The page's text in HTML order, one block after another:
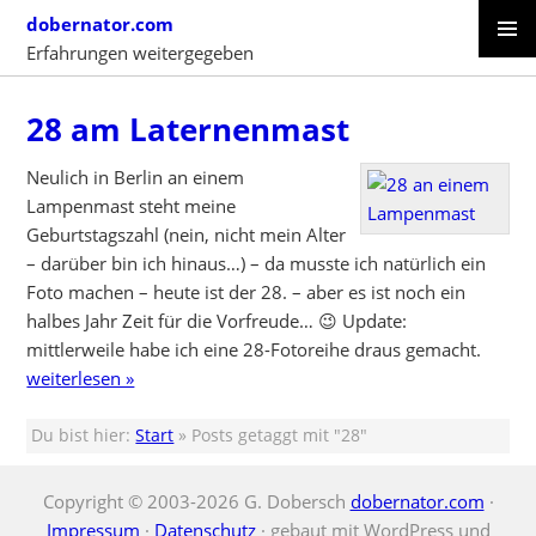
content
dobernator.com
Erfahrungen weitergegeben
CONTENT
28 am Laternenmast
Neulich in Berlin an einem
Lampenmast steht meine
Geburtstagszahl (nein, nicht mein Alter
– darüber bin ich hinaus…) – da musste ich natürlich ein
Foto machen – heute ist der 28. – aber es ist noch ein
halbes Jahr Zeit für die Vorfreude… 😉 Update:
mittlerweile habe ich eine 28-Fotoreihe draus gemacht.
weiterlesen »
Du bist hier:Start » Posts getaggt mit "28"
Copyright © 2003-2026 G. Dobersch dobernator.com ·
Impressum · Datenschutz· gebaut mit WordPress und